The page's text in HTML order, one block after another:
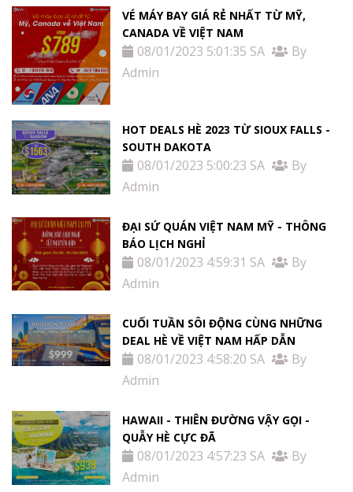
VÉ MÁY BAY GIÁ RẺ NHẤT TỪ MỸ,
CANADA VỀ VIỆT NAM
08/01/2023 5:01:35 SA
By
Admin
HOT DEALS HÈ 2023 TỪ SIOUX FALLS -
SOUTH DAKOTA
08/01/2023 5:00:23 SA
By
Admin
ĐẠI SỨ QUÁN VIỆT NAM MỸ - THÔNG
BÁO LỊCH NGHỈ
08/01/2023 4:59:31 SA
By
Admin
CUỐI TUẦN SÔI ĐỘNG CÙNG NHỮNG
DEAL HÈ VỀ VIỆT NAM HẤP DẪN
08/01/2023 4:58:20 SA
By
Admin
HAWAII - THIÊN ĐƯỜNG VẬY GỌI -
QUẪY HÈ CỰC ĐÃ
08/01/2023 4:57:23 SA
By
Admin